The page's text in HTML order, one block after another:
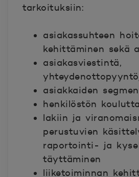
tarkoituksiin:
asiakassuhteen
kehittäminen sekä
asiakasviestintä,
asiakkaiden
henkilöstön
lakiin ja
perustuvien
raportointi- ja
täyttäminen
liiketoiminnan